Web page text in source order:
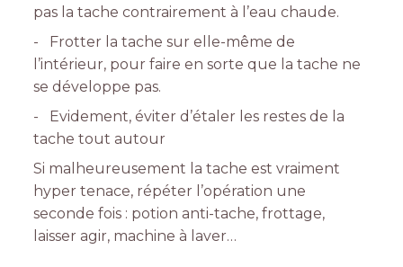
pas la tache contrairement à l’eau chaude.
- Frotter la tache sur elle-même de
l’intérieur, pour faire en sorte que la tache ne
se développe pas.
- Evidement, éviter d’étaler les restes de la
tache tout autour
Si malheureusement la tache est vraiment
hyper tenace, répéter l’opération une
seconde fois : potion anti-tache, frottage,
laisser agir, machine à laver…